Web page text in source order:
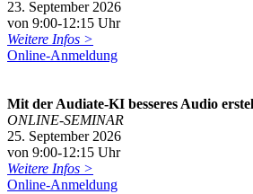
23. September 2026
von 9:00-12:15 Uhr
Weitere Infos >
Online-Anmeldung
Mit der Audiate-KI besseres Audio
ONLINE-SEMINAR
25. September 2026
von 9:00-12:15 Uhr
Weitere Infos >
Online-Anmeldung